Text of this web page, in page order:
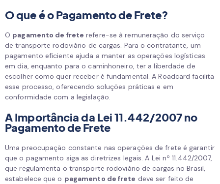
O que é o Pagamento de Frete?
O pagamento de frete refere-se à remuneração do serviço
de transporte rodoviário de cargas. Para o contratante, um
pagamento eficiente ajuda a manter as operações logísticas
em dia, enquanto para o caminhoneiro, ter a liberdade de
escolher como quer receber é fundamental. A Roadcard facilita
esse processo, oferecendo soluções práticas e em
conformidade com a legislação.
A Importância da Lei 11.442/2007 no
Pagamento de Frete
Uma preocupação constante nas operações de frete é garantir
que o pagamento siga as diretrizes legais. A Lei nº 11.442/2007,
que regulamenta o transporte rodoviário de cargas no Brasil,
estabelece que o pagamento de frete deve ser feito de